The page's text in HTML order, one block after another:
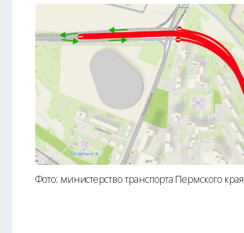
Фото: министерство транспорта Пермского края